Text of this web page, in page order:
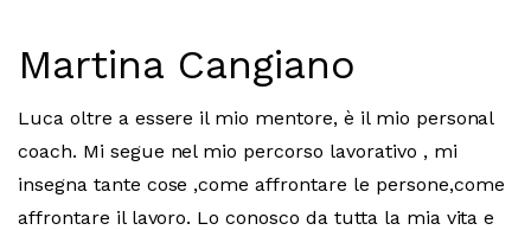
Martina Cangiano
Luca oltre a essere il mio mentore, è il mio personal
coach. Mi segue nel mio percorso lavorativo , mi
insegna tante cose ,come affrontare le persone,come
affrontare il lavoro. Lo conosco da tutta la mia vita e